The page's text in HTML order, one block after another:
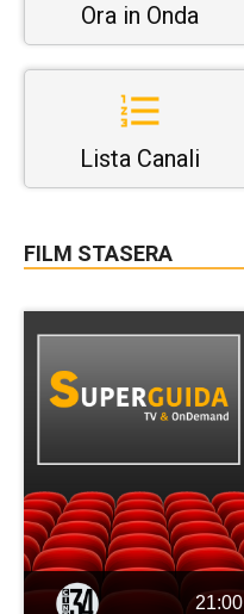
Ora in Onda
Lista Canali
FILM STASERA
21:00